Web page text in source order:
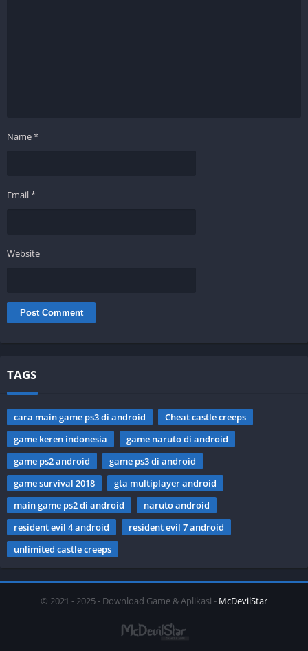
Name*
Email*
Website
TAGS
cara main game ps3 di android
Cheat castle creeps
game keren indonesia
game naruto di android
game ps2 android
game ps3 di android
game survival 2018
gta multiplayer android
main game ps2 di android
naruto android
resident evil 4 android
resident evil 7 android
unlimited castle creeps
© 2021 - 2025 - Download Game & Aplikasi - McDevilStar